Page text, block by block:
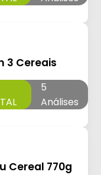
3 Cereais
5
Análises
Cereal 770g